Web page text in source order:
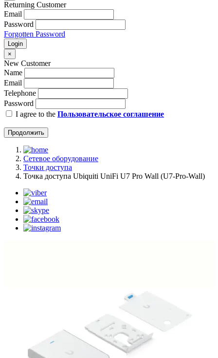
Returning Customer
Email
Password
Forgotten Password
Login
×
New Customer
Name
Email
Telephone
Password
I agree to the Пользовательское соглашение
Продолжить
Сетевое оборудование
Точки доступа
Точка доступа Ubiquiti UniFi U7 Pro Wall (U7-Pro-Wall)